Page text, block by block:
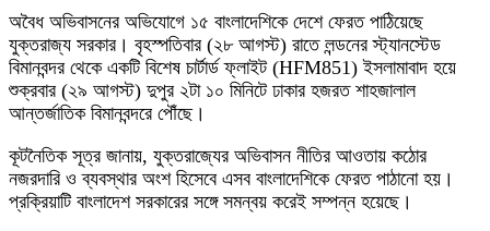
অবৈধ অভিবাসনের অভিযোগে ১৫ বাংলাদেশিকে দেশে ফেরত পাঠিয়েছে
যুক্তরাজ্য সরকার। বৃহস্পতিবার (২৮ আগস্ট) রাতে লন্ডনের স্ট্যানস্টেড
বিমানবন্দর থেকে একটি বিশেষ চার্টার্ড ফ্লাইট (HFM851) ইসলামাবাদ হয়ে
শুক্রবার (২৯ আগস্ট) দুপুর ২টা ১০ মিনিটে ঢাকার হজরত শাহজালাল
আন্তর্জাতিক বিমানবন্দরে পৌঁছে।
কূটনৈতিক সূত্র জানায়, যুক্তরাজ্যের অভিবাসন নীতির আওতায় কঠোর
নজরদারি ও ব্যবস্থার অংশ হিসেবে এসব বাংলাদেশিকে ফেরত পাঠানো হয়।
প্রক্রিয়াটি বাংলাদেশ সরকারের সঙ্গে সমন্বয় করেই সম্পন্ন হয়েছে।